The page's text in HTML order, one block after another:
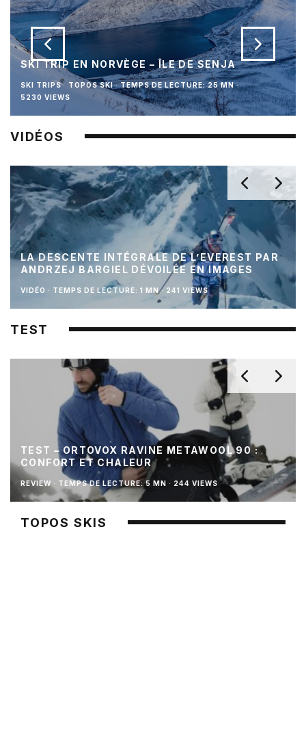
SKI TRIP EN NORVÈGE – ÎLE DE SENJA
SKI TRIPS TOPOS SKI · TEMPS DE LECTURE: 25 MN ·
5230 VIEWS
VIDÉOS
LA DESCENTE INTÉGRALE DE L’EVEREST PAR
ANDRZEJ BARGIEL DÉVOILÉE EN IMAGES
VIDÉO · TEMPS DE LECTURE: 1 MN · 241 VIEWS
TEST
TEST – ORTOVOX RAVINE METAWOOL 90 :
CONFORT ET CHALEUR
REVIEW · TEMPS DE LECTURE: 5 MN · 244 VIEWS
TOPOS SKIS